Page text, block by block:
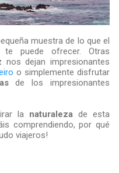
muestra de lo que el
puede ofrecer. Otras
nos dejan impresionantes
o simplemente disfrutar
de los impresionantes
la naturaleza de esta
comprendiendo, por qué
viajeros!